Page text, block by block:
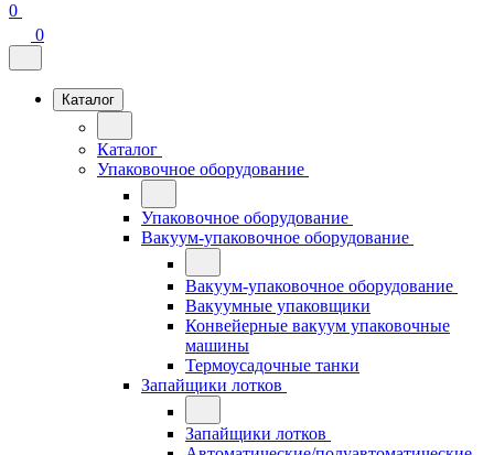
0
0
Каталог
Каталог
Упаковочное оборудование
Упаковочное оборудование
Вакуум-упаковочное оборудование
Вакуум-упаковочное оборудование
Вакуумные упаковщики
Конвейерные вакуум упаковочные
машины
Термоусадочные танки
Запайщики лотков
Запайщики лотков